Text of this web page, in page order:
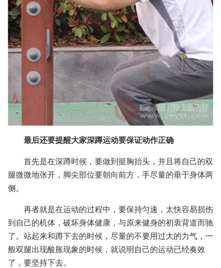
最后还要提醒大家深蹲运动要保证动作正确
首先是在深蹲时候，要做到挺胸抬头，并且将自己的双
腿微微地张开，脚尖部位要朝向前方，手尽量的垂于身体两
侧。
再者就是在运动的过程中，要保持匀速，太快容易损伤
到自己的机体，破坏身体健康，与原来健身的初衷背道而驰
了。站起来和蹲下去的时候，尽量的不要用过大的力气，一
般双腿出现酸胀现象的时候，就说明自己的运动已经奏效
了，要坚持下去。